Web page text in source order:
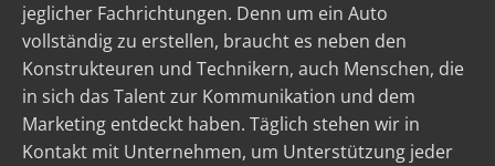
jeglicher Fachrichtungen. Denn um ein Auto
vollständig zu erstellen, braucht es neben den
Konstrukteuren und Technikern, auch Menschen, die
in sich das Talent zur Kommunikation und dem
Marketing entdeckt haben. Täglich stehen wir in
Kontakt mit Unternehmen, um Unterstützung jeder